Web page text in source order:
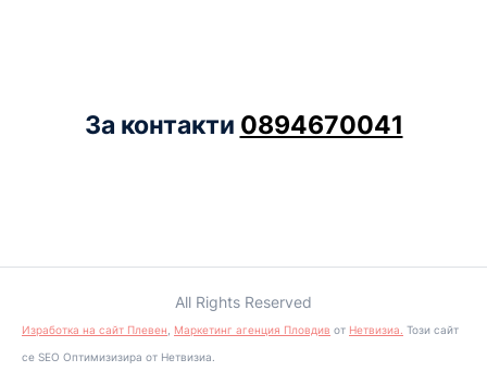
За контакти 0894670041
All Rights Reserved
Изработка на сайт Плевен Маркетинг агенция Пловдив от Нетвизиа. Този сайт
се SEO Оптимизизира от Нетвизиа.